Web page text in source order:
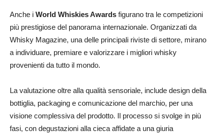
Anche i World Whiskies Awards figurano tra le competizioni
più prestigiose del panorama internazionale. Organizzati da
Whisky Magazine, una delle principali riviste di settore, mirano
a individuare, premiare e valorizzare i migliori whisky
provenienti da tutto il mondo.
La valutazione oltre alla qualità sensoriale, include design della
bottiglia, packaging e comunicazione del marchio, per una
visione complessiva del prodotto. Il processo si svolge in più
fasi, con degustazioni alla cieca affidate a una giuria